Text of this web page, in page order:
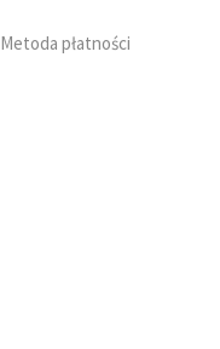
Metoda płatności